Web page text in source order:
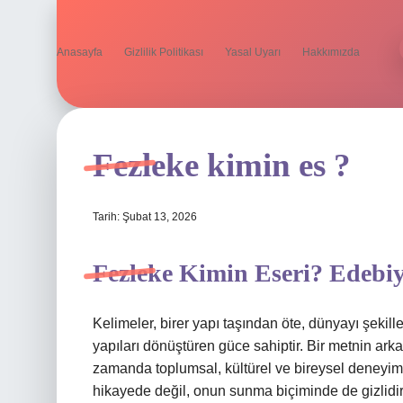
Anasayfa Gizlilik Politikası Yasal Uyarı Hakkımızda
Fezleke kimin es ?
Tarih: Şubat 13, 2026
Fezleke Kimin Eseri?
Kelimeler, birer yapı taşından öte, dünyayı
yapıları dönüştüren güce sahiptir. Bir metnin
zamanda toplumsal, kültürel ve bireysel
hikayede değil, onun sunma biçiminde de